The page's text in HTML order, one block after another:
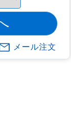
メール注文